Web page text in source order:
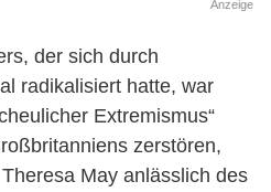
Anzeige
der sich durch
radikalisiert hatte, war
Extremismus“
zerstören,
May anlässlich des